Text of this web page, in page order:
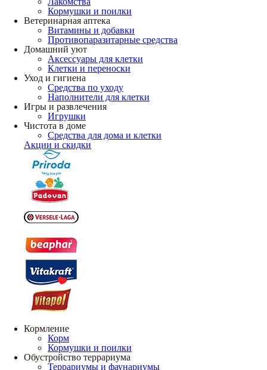
Кормушки и поилки
Ветеринарная аптека
Витамины и добавки
Противопаразитарные средства
Домашний уют
Аксессуары для клетки
Клетки и переноски
Уход и гигиена
Средства по уходу
Наполнители для клетки
Игры и развлечения
Игрушки
Чистота в доме
Средства для дома и клетки
Акции и скидки
Кормление
Корм
Кормушки и поилки
Обустройство террариума
Террариумы и фаунариумы